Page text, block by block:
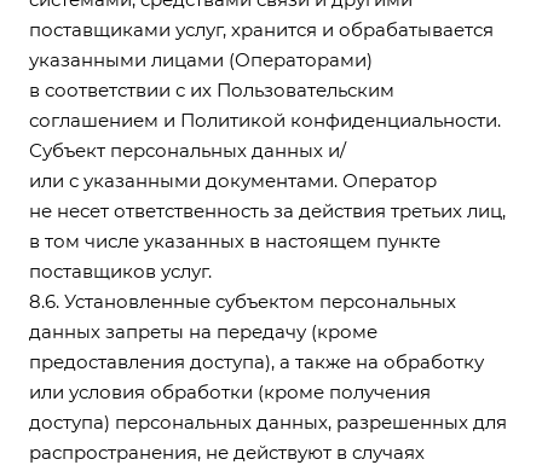
поставщиками услуг, хранится и обрабатывается
указанными лицами (Операторами)
в соответствии с их Пользовательским
соглашением и Политикой конфиденциальности.
Субъект персональных данных и/
или с указанными документами. Оператор
не несет ответственность за действия третьих лиц,
в том числе указанных в настоящем пункте
поставщиков услуг.
8.6. Установленные субъектом персональных
данных запреты на передачу (кроме
предоставления доступа), а также на обработку
или условия обработки (кроме получения
доступа) персональных данных, разрешенных для
распространения, не действуют в случаях